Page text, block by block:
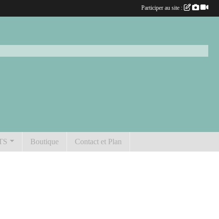
Boutique Contact et Plan
Participer au site :